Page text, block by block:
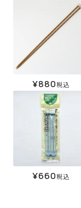
¥880税込
¥660税込